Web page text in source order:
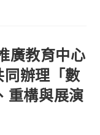
廣教育中心
辦理「數
重構與展演